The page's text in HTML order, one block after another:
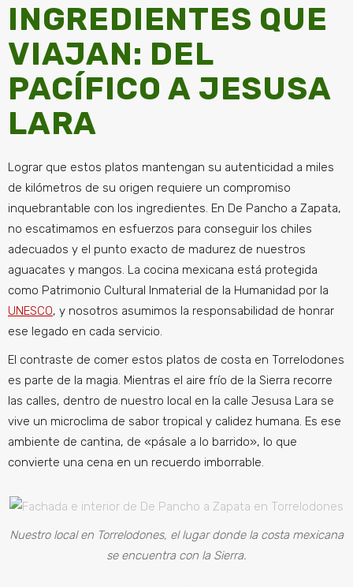
INGREDIENTES QUE
VIAJAN: DEL
PACÍFICO A JESUSA
LARA
Lograr que estos platos mantengan su autenticidad a miles
de kilómetros de su origen requiere un compromiso
inquebrantable con los ingredientes. En De Pancho a Zapata,
no escatimamos en esfuerzos para conseguir los chiles
adecuados y el punto exacto de madurez de nuestros
aguacates y mangos. La cocina mexicana está protegida
como Patrimonio Cultural Inmaterial de la Humanidad por la
UNESCO, y nosotros asumimos la responsabilidad de honrar
ese legado en cada servicio.
El contraste de comer estos platos de costa en Torrelodones
es parte de la magia. Mientras el aire frío de la Sierra recorre
las calles, dentro de nuestro local en la calle Jesusa Lara se
vive un microclima de sabor tropical y calidez humana. Es ese
ambiente de cantina, de «pásale a lo barrido», lo que
convierte una cena en un recuerdo imborrable.
Nuestro local en Torrelodones, el lugar donde la costa mexicana
se encuentra con la Sierra.